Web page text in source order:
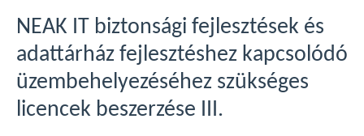
NEAK IT biztonsági fejlesztések és
adattárház fejlesztéshez kapcsolódó
üzembehelyezéséhez szükséges
licencek beszerzése III.